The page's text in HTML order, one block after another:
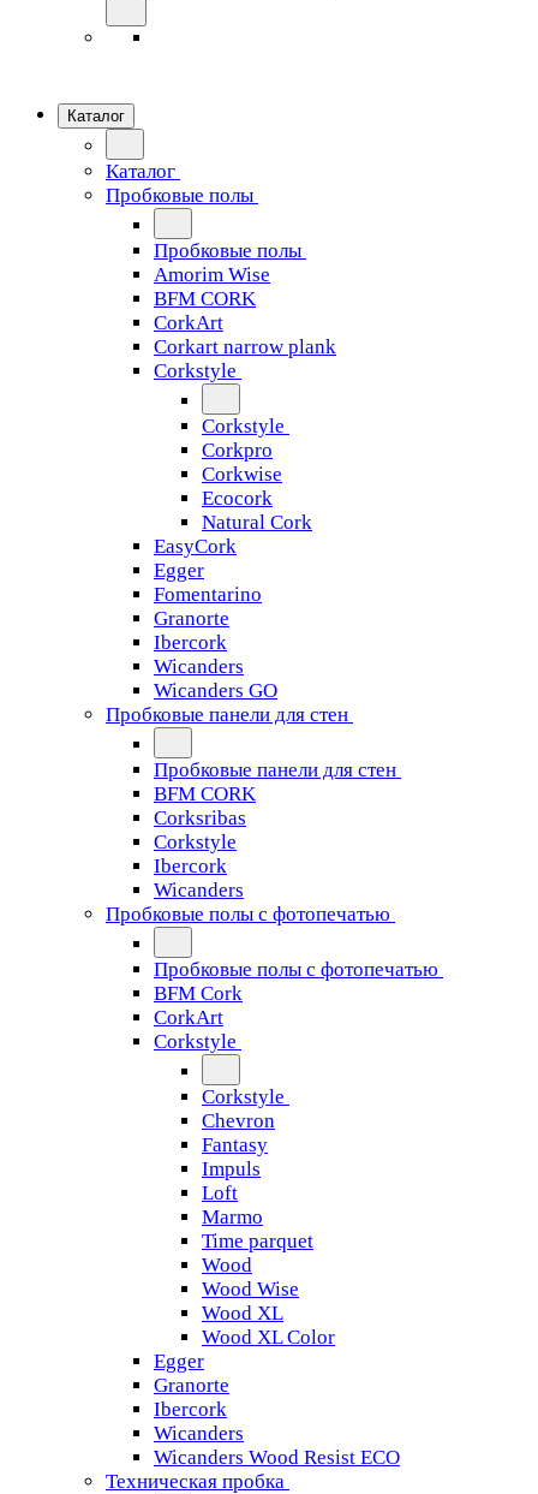
Каталог
Каталог
Пробковые полы
Пробковые полы
Amorim Wise
BFM CORK
CorkArt
Corkart narrow plank
Corkstyle
Corkstyle
Corkpro
Corkwise
Ecocork
Natural Cork
EasyCork
Egger
Fomentarino
Granorte
Ibercork
Wicanders
Wicanders GO
Пробковые панели для стен
Пробковые панели для стен
BFM CORK
Corksribas
Corkstyle
Ibercork
Wicanders
Пробковые полы с фотопечатью
Пробковые полы с фотопечатью
BFM Cork
CorkArt
Corkstyle
Corkstyle
Chevron
Fantasy
Impuls
Loft
Marmo
Time parquet
Wood
Wood Wise
Wood XL
Wood XL Color
Egger
Granorte
Ibercork
Wicanders
Wicanders Wood Resist ECO
Техническая пробка